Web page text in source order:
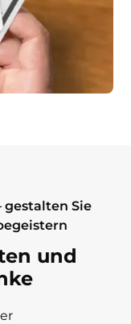
gestalten Sie
und